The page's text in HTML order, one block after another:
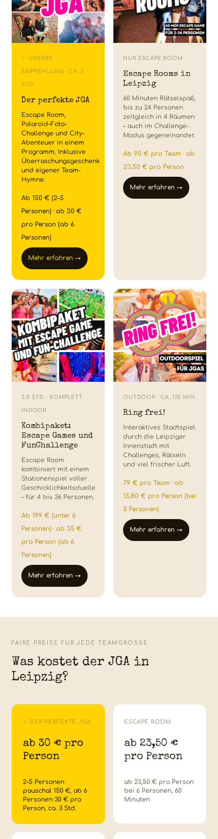
✨ UNSERE
EMPFEHLUNG · CA. 3
STD.
Der perfekte JGA
Escape Room,
Polaroid-Foto-
Challenge und City-
Abenteuer in einem
Programm. Inklusive
Überraschungsgeschenk
und eigener Team-
Hymne.
Ab 150 € (2–5
Personen) · ab 30 €
pro Person (ab 6
Personen)
Mehr erfahren →
NUR ESCAPE ROOM
Escape Rooms in
Leipzig
60 Minuten Rätselspaß,
bis zu 24 Personen
zeitgleich in 4 Räumen
– auch im Challenge-
Modus gegeneinander.
Ab 90 € pro Team · ab
23,50 € pro Person
Mehr erfahren →
2,5 STD. · KOMPLETT
INDOOR
Kombipaket:
Escape Games und
FunChallenge
Escape Room
kombiniert mit einem
Stationenspiel voller
Geschicklichkeitsduelle
– für 4 bis 36 Personen.
Ab 199 € (unter 6
Personen) · ab 35 €
pro Person (ab 6
Personen)
Mehr erfahren →
OUTDOOR · CA. 120 MIN.
Ring frei!
Interaktives Stadtspiel
durch die Leipziger
Innenstadt mit
Challenges, Rätseln
und viel frischer Luft.
79 € pro Team · ab
15,80 € pro Person (bei
5 Personen)
Mehr erfahren →
FAIRE PREISE FÜR JEDE TEAMGRÖSSE
Was kostet der JGA in
Leipzig?
✨ DER PERFEKTE JGA
ab 30 € pro
Person
2–5 Personen
pauschal 150 €, ab 6
Personen 30 € pro
Person, ca. 3 Std.
ESCAPE ROOM
ab 23,50 €
pro Person
ab 23,50 € pro Person
bei 6 Personen, 60
Minuten